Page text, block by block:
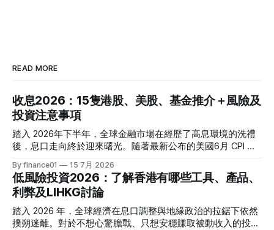
READ MORE
收息2026：15隻港股、美股、基金推介＋風險及
投資注意事項
踏入 2026年下半年，全球金融市場在經歷了高息環境的洗禮
後，息口走向終於迎來曙光。隨著最新公布的美國6月 CPI 同
息的預期再度升溫。 當定期存款利率逐漸從高位回落，如何
將資金轉投至能夠產生穩定現金流的收息資產，成為了今年投
資理財的核心課題。本文特別為您搜集 2026 年 7 月最新市場
數據，盤點港股、美股及基金三大領域共 15 隻熱門收息工
具，並深度拆解背後的潛在風險，助您在新一季度穩健收息！
By finance01 15 7月 2026
低風險投資2026：了解香港有哪些工具、產品、
利弊及LIHKG討論
踏入 2026 年，全球經濟在息口調整與地緣政治的拉鋸下依然
撲朔迷離。對於不想心驚膽戰、只想安穩賺取被動收入的投資